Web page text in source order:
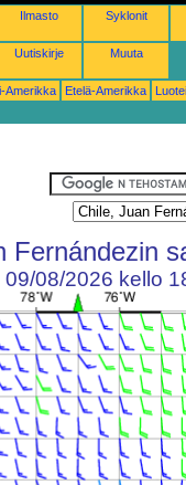
Ilmasto Syklonit
Uutiskirje Muuta
Amerikka Etelä-Amerikka
Fernándezin
08/2026 kello